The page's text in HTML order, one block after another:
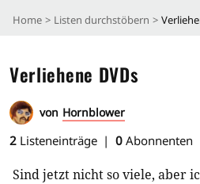
Home Listen durchstöbern
Verliehene DVDs
von Hornblower
2 Listeneinträge 0 Abonnenten
Sind jetzt nicht so viele, aber